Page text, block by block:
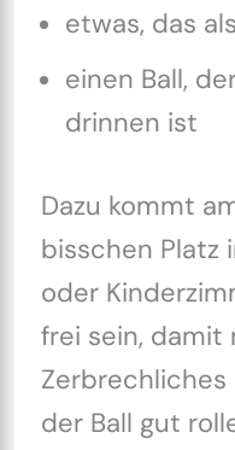
etwas, das
einen Ball,
drinnen ist
Dazu kommt
bisschen Platz
oder
frei sein, damit
der Ball gut